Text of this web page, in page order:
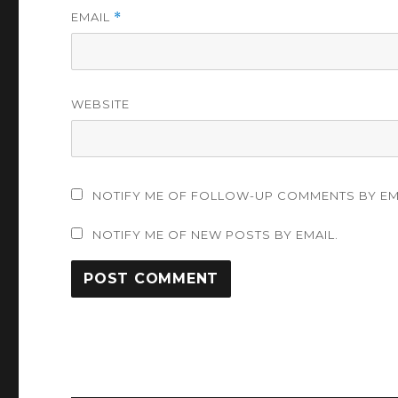
EMAIL *
WEBSITE
NOTIFY ME OF FOLLOW-UP COMMENTS BY
NOTIFY ME OF NEW POSTS BY EMAIL.